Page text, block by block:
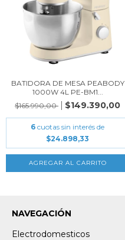
BATIDORA DE MESA PEABODY
1000W 4L PE-BM1...
$165.990,00
$149.390,00
6 cuotas sin interés de
$24.898,33
NAVEGACIÓN
Electrodomesticos